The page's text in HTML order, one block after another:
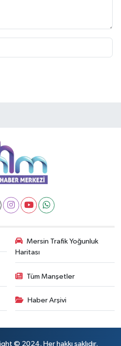
Mersin Trafik Yoğunluk
Haritası
Tüm Manşetler
Haber Arşivi
© 2024. Her hakkı saklıdır.